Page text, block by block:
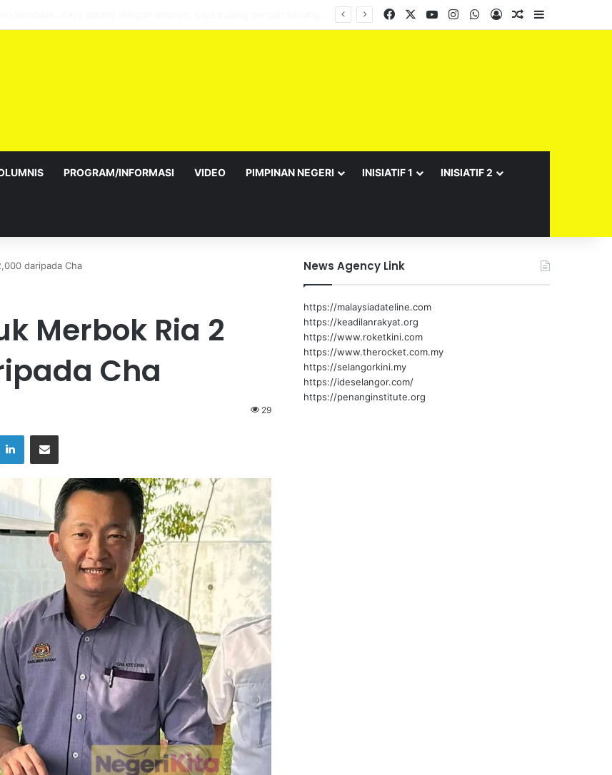
Facebook YouTubeInstagramWhatsApp
Log InRandom Article
PROGRAM/INFORMASI VIDEO PIMPINAN NEGERI INISIATIF 1 INISIATIF 2
daripada Cha
Merbok Ria 2
Cha
29
News Agency Link
https://malaysiadateline.com
https://keadilanrakyat.org
https://www.roketkini.com
https://www.therocket.com.my
https://selangorkini.my
https://ideselangor.com/
https://penanginstitute.org